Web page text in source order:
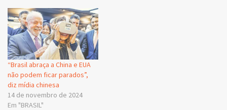
“Brasil abraça a China e EUA
não podem ficar parados”,
diz mídia chinesa
14 de novembro de 2024
Em "BRASIL"